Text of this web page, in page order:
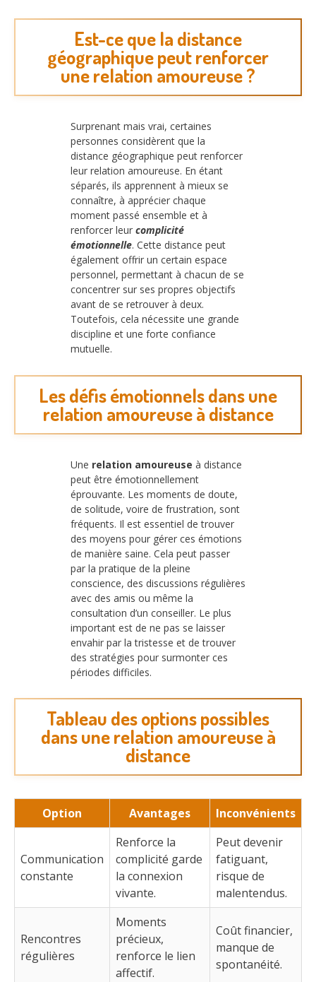
Est-ce que la distance
géographique peut renforcer
une relation amoureuse ?
Surprenant mais vrai, certaines
personnes considèrent que la
distance géographique peut renforcer
leur relation amoureuse. En étant
séparés, ils apprennent à mieux se
connaître, à apprécier chaque
moment passé ensemble et à
renforcer leur complicité
émotionnelle. Cette distance peut
également offrir un certain espace
personnel, permettant à chacun de se
concentrer sur ses propres objectifs
avant de se retrouver à deux.
Toutefois, cela nécessite une grande
discipline et une forte confiance
mutuelle.
Les défis émotionnels dans une
relation amoureuse à distance
Une relation amoureuse à distance
peut être émotionnellement
éprouvante. Les moments de doute,
de solitude, voire de frustration, sont
fréquents. Il est essentiel de trouver
des moyens pour gérer ces émotions
de manière saine. Cela peut passer
par la pratique de la pleine
conscience, des discussions régulières
avec des amis ou même la
consultation d’un conseiller. Le plus
important est de ne pas se laisser
envahir par la tristesse et de trouver
des stratégies pour surmonter ces
périodes difficiles.
Tableau des options possibles
dans une relation amoureuse à
distance
Option Avantages Inconvénients
Communication
constante
Renforce la
complicité garde
la connexion
vivante.
Peut devenir
fatiguant,
risque de
malentendus.
Rencontres
régulières
Moments
précieux,
renforce le lien
affectif.
Coût financier,
manque de
spontanéité.